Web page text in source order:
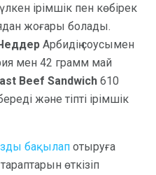
ірімшік пен көбірек
жоғары болады.
Арбидің соусымен
мен 42 грамм май
Beef Sandwich 610
және тіпті ірімшік
бақылап отыруға
өткізіп